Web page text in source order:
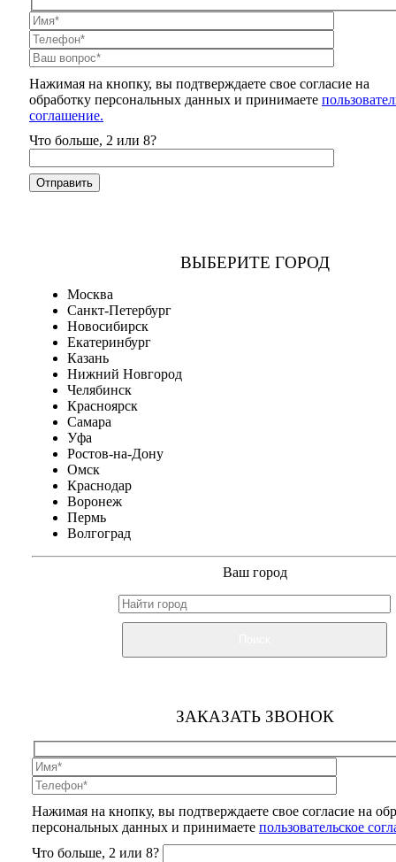
Нажимая на кнопку, вы подтверждаете свое согласие на
обработку персональных данных и принимаете
соглашение.
Что больше, 2 или 8?
ВЫБЕРИТЕ ГОРОД
Москва
Санкт-Петербург
Новосибирск
Екатеринбург
Казань
Нижний Новгород
Челябинск
Красноярск
Самара
Уфа
Ростов-на-Дону
Омск
Краснодар
Воронеж
Пермь
Волгоград
Ваш город
ЗАКАЗАТЬ ЗВОНОК
Нажимая на кнопку, вы подтверждаете свое согласие на
персональных данных и принимаете пользовательское
Что больше, 2 или 8?